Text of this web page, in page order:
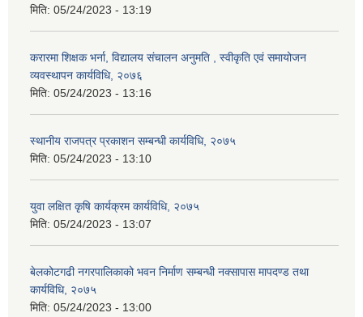
मिति: 05/24/2023 - 13:19
करारमा शिक्षक भर्ना, विद्यालय संचालन अनुमति , स्वीकृति एवं समायोजन
व्यवस्थापन कार्यविधि, २०७६
मिति: 05/24/2023 - 13:16
स्थानीय राजपत्र प्रकाशन सम्बन्धी कार्यविधि, २०७५
मिति: 05/24/2023 - 13:10
युवा लक्षित कृषि कार्यक्रम कार्यविधि, २०७५
मिति: 05/24/2023 - 13:07
बेलकोटगढी नगरपालिकाको भवन निर्माण सम्बन्धी नक्सापास मापदण्ड तथा
कार्यविधि, २०७५
मिति: 05/24/2023 - 13:00